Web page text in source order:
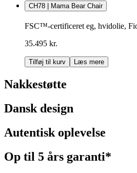
CH78 | Mama Bear Chair
FSC™-certificeret eg, hvidolie,
35.495 kr.
Tilføj til kurv Læs mere
Nakkestøtte
Dansk design
Autentisk oplevelse
Op til 5 års garanti*